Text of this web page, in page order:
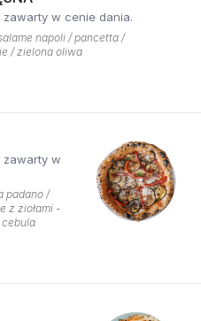
w cenie dania.
napoli / pancetta /
/ zielona oliwa
zawarty w
padano /
z ziołami -
cebula